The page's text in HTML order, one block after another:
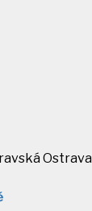
Ostrava